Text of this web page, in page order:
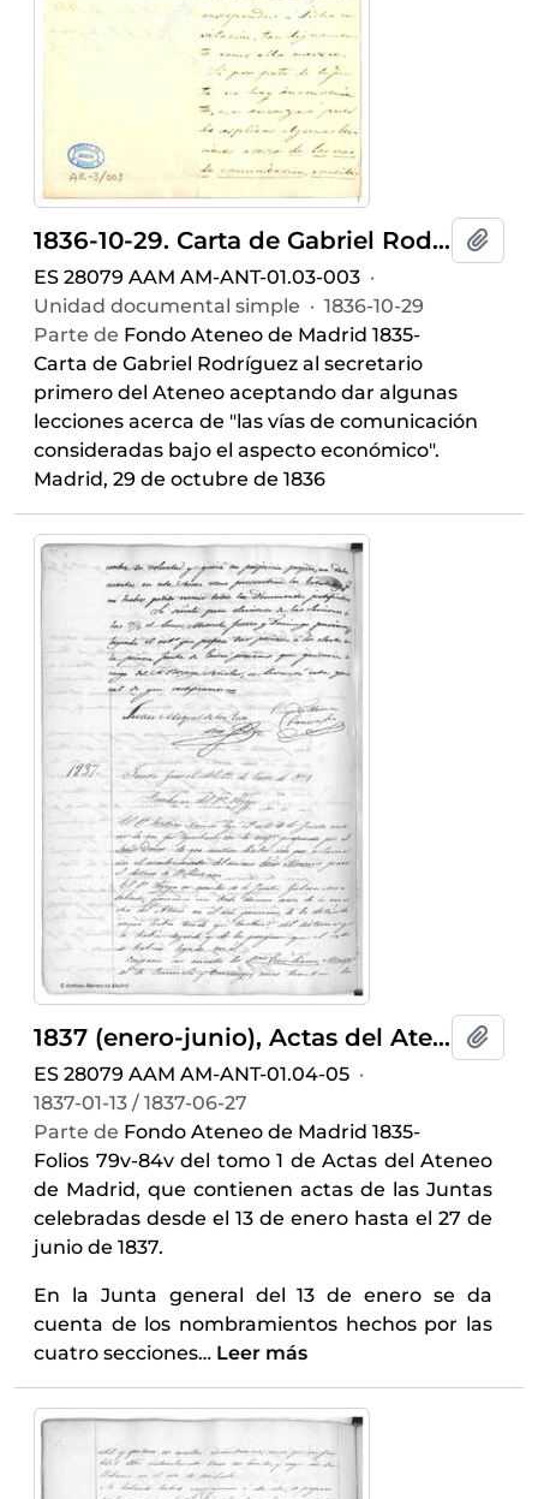
1836-10-29. Carta de Gabriel Rodríguez
ES 28079 AAM AM-ANT-01.03-003 ·
Unidad documental simple · 1836-10-29
Parte de Fondo Ateneo de Madrid 1835-
Carta de Gabriel Rodríguez al secretario
primero del Ateneo aceptando dar algunas
lecciones acerca de "las vías de comunicación
consideradas bajo el aspecto económico".
Madrid, 29 de octubre de 1836
1837 (enero-junio), Actas del Ateneo de Madrid
ES 28079 AAM AM-ANT-01.04-05 ·
1837-01-13 / 1837-06-27
Parte de Fondo Ateneo de Madrid 1835-
Folios 79v-84v del tomo 1 de Actas del Ateneo
de Madrid, que contienen actas de las Juntas
celebradas desde el 13 de enero hasta el 27 de
junio de 1837.
En la Junta general del 13 de enero se da
cuenta de los nombramientos hechos por las
cuatro secciones… Leer más